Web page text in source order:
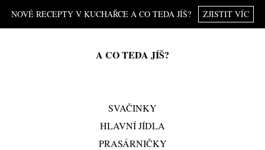
NOVÉ RECEPTY V KUCHAŘCE A CO TEDA JÍŠ? ZJISTIT VÍC
A CO TEDA JÍŠ?
SVAČINKY
HLAVNÍ JÍDLA
PRASÁRNIČKY